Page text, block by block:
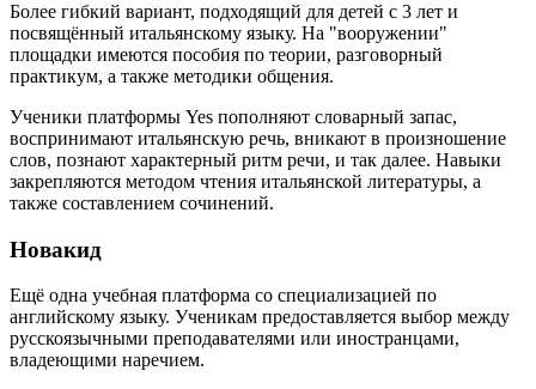
Более гибкий вариант, подходящий для детей с 3 лет и
посвящённый итальянскому языку. На "вооружении"
площадки имеются пособия по теории, разговорный
практикум, а также методики общения.
Ученики платформы Yes пополняют словарный запас,
воспринимают итальянскую речь, вникают в произношение
слов, познают характерный ритм речи, и так далее. Навыки
закрепляются методом чтения итальянской литературы, а
также составлением сочинений.
Новакид
Ещё одна учебная платформа со специализацией по
английскому языку. Ученикам предоставляется выбор между
русскоязычными преподавателями или иностранцами,
владеющими наречием.